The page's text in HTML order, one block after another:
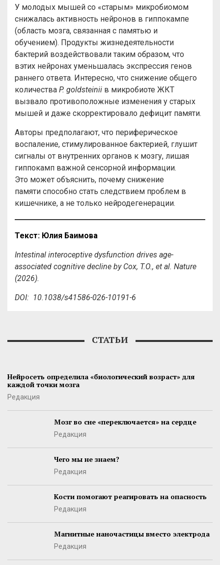
У молодых мышей со «старым» микробиомом
снижалась активность нейронов в гиппокампе
(область мозга, связанная с памятью и
обучением). Продукты жизнедеятельности
бактерий воздействовали таким образом, что
вэтих нейронах уменьшалась экспрессия генов
раннего ответа. Интересно, что снижение общего
количества P. goldsteinii в микробиоте ЖКТ
вызвало противоположные изменения у старых
мышей и даже скорректировало дефицит памяти.
Авторы предполагают, что периферическое
воспаление, стимулированное бактерией, глушит
сигналы от внутренних органов к мозгу, лишая
гиппокамп важной сенсорной информации.
Это может объяснить, почему снижение
памяти способно стать следствием проблем в
кишечнике, а не только нейродегенерации.
Текст: Юлия Баимова
Intestinal interoceptive dysfunction drives age-
associated cognitive decline by Cox, T.O., et al. Nature
(2026).
DOI: 10.1038/s41586-026-10191-6
СТАТЬИ
Нейросеть определила «биологический возраст» для
каждой точки мозга
Редакция
Мозг во сне «переключается» на сердце
Редакция
Чего мы не знаем?
Редакция
Кости помогают реагировать на опасность
Редакция
Магнитные наночастицы вместо электрода
Редакция